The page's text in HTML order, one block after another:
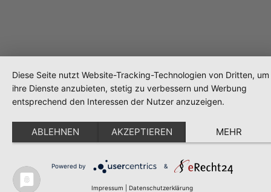
Diese Seite nutzt Website-Tracking-Technologien von Dritten, um
ihre Dienste anzubieten, stetig zu verbessern und Werbung
entsprechend den Interessen der Nutzer anzuzeigen.
ABLEHNEN AKZEPTIEREN MEHR
Powered by &
Impressum Datenschutzerklärung